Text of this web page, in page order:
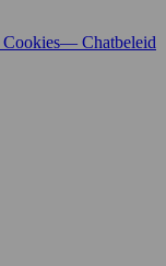
Cookies— Chatbeleid